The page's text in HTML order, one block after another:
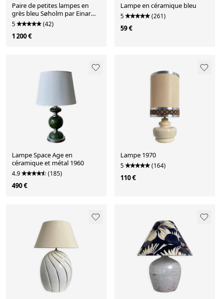
Paire de petites lampes en
grès bleu Søholm par Einar
Johansen Danemark
5 (42)
1 200 €
Lampe en céramique bleu
5 (261)
59 €
Lampe Space Age en
céramique et métal 1960
4.9 (185)
490 €
Lampe 1970
5 (164)
110 €